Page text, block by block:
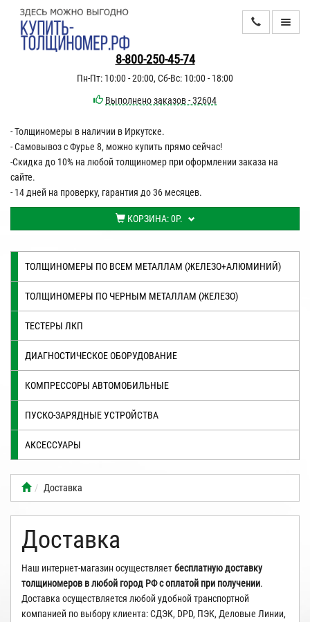
8-800-250-45-74
Пн-Пт: 10:00 - 20:00, Сб-Вс: 10:00 - 18:00
Выполнено заказов - 32604
- Толщиномеры в наличии в Иркутске.
- Самовывоз с Фурье 8, можно купить прямо сейчас!
-Скидка до 10% на любой толщиномер при оформлении заказа на
сайте.
- 14 дней на проверку, гарантия до 36 месяцев.
КОРЗИНА:0Р.
КАТАЛОГ
ДОСТАВКА
ОПЛАТА
КОНТАКТЫ
ТОЛЩИНОМЕРЫ ПО ВСЕМ МЕТАЛЛАМ (ЖЕЛЕЗО+АЛЮМИНИЙ)
ТОЛЩИНОМЕРЫ ПО ЧЕРНЫМ МЕТАЛЛАМ (ЖЕЛЕЗО)
ТЕСТЕРЫ ЛКП
ДИАГНОСТИЧЕСКОЕ ОБОРУДОВАНИЕ
КОМПРЕССОРЫ АВТОМОБИЛЬНЫЕ
ПУСКО-ЗАРЯДНЫЕ УСТРОЙСТВА
АКСЕССУАРЫ
Доставка
Доставка
Наш интернет-магазин осуществляетбесплатную доставку
толщиномеров в любой город РФ с оплатой при получении.
Доставка осуществляется любой удобной транспортной
компанией по выбору клиента: СДЭК, DPD, ПЭК, Деловые Линии,